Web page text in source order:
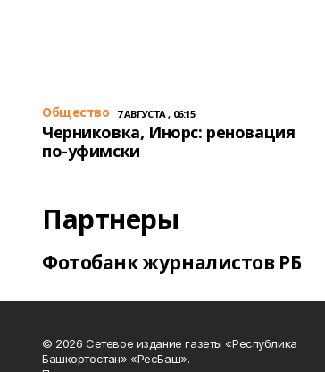
Общество 7 АВГУСТА , 06:15
Черниковка, Инорс: реновация
по-уфимски
Партнеры
Фотобанк журналистов РБ
© 2026 Сетевое издание газеты «Республика
Башкортостан» «РесБаш».